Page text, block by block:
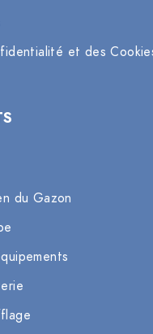
et des
du Gazon